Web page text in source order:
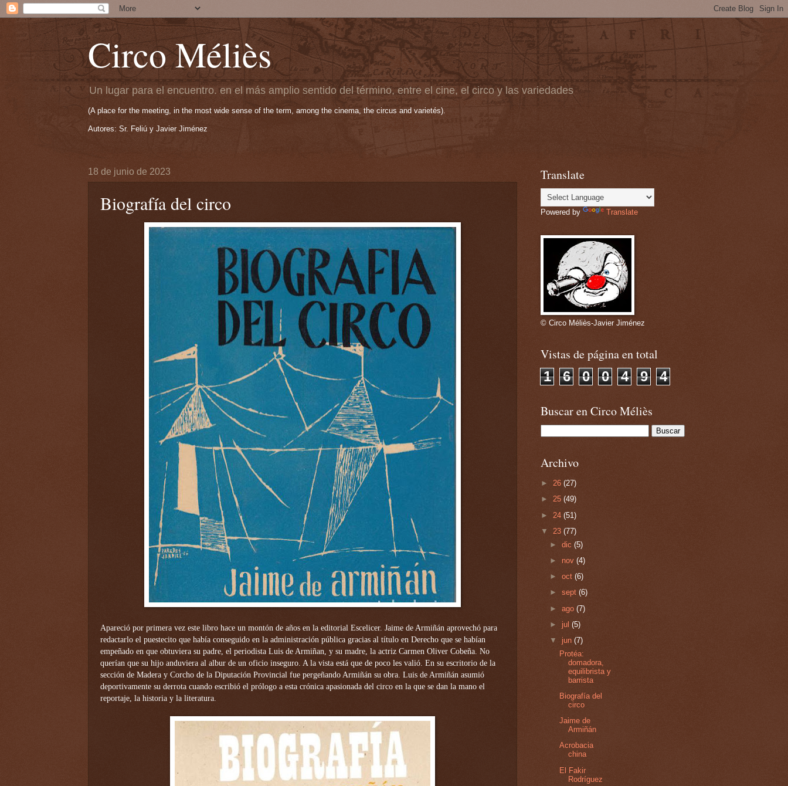
Circo Méliès
Un lugar para el encuentro. en el más amplio sentido del término, entre el cine, el circo y las variedades
(A place for the meeting, in the most wide sense of the term, among the cinema, the circus and varietés).
Autores: Sr. Feliú y Javier Jiménez
18 de junio de 2023
Biografía del circo
Apareció por primera vez este libro hace un montón de años en la editorial Escelicer. Jaime de Armiñán aprovechó para
redactarlo el puestecito que había conseguido en la administración pública gracias al título en Derecho que se habían
empeñado en que obtuviera su padre, el periodista Luis de Armiñan, y su madre, la actriz Carmen Oliver Cobeña. No
querían que su hijo anduviera al albur de un oficio inseguro. A la vista está que de poco les valió. En su escritorio de la
sección de Madera y Corcho de la Diputación Provincial fue pergeñando Armiñán su obra. Luis de Armiñán asumió
deportivamente su derrota cuando escribió el prólogo a esta crónica apasionada del circo en la que se dan la mano el
reportaje, la historia y la literatura.
Translate
Powered by Translate
© Circo Méliès-Javier Jiménez
Vistas de página en total
1
6 0 0 4 9 4
Buscar en Circo Méliès
Archivo
► 26 (27)
► 25 (49)
► 24 (51)
▼ 23 (77)
►dic(5)
► nov(4)
►oct(6)
►sept(6)
►ago(7)
► jul(5)
▼ jun(7)
Protéa:
domadora,
equilibrista y
barrista
Biografía del
circo
Jaime de
Armiñán
Acrobacia
china
El Fakir
Rodríguez